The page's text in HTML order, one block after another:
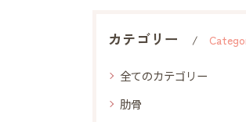
カテゴリー
全てのカテゴリー
肋骨